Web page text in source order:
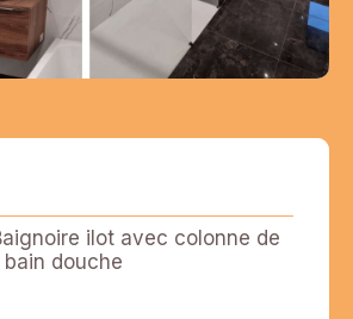
ilot avec colonne de
douche